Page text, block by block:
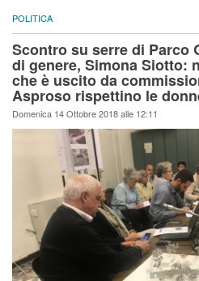
POLITICA
Scontro su serre di Parco
di genere, Simona Siotto:
che è uscito da
Asproso rispettino le
Domenica 14 Ottobre 2018 alle 12:11